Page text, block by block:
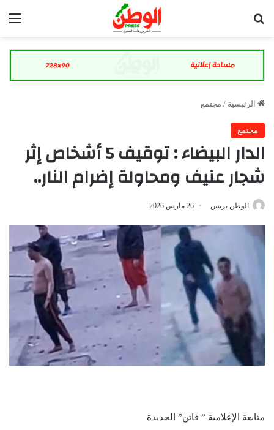
الرئيسية / مجتمع
مجتمع
الدار البيضاء : توقيف 5 أشخاص إثر
شجار عنيف ومحاولة إضرام النار..
الوطن بريس 26 مارس 2026
متابعة الإعلامية ” فاتن” الجديدة